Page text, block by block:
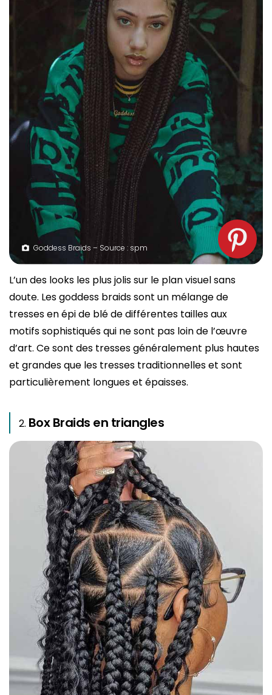
Goddess Braids – Source : spm
L’un des looks les plus jolis sur le plan visuel sans
doute. Les goddess braids sont un mélange de
tresses en épi de blé de différentes tailles aux
motifs sophistiqués qui ne sont pas loin de l’œuvre
d’art. Ce sont des tresses généralement plus hautes
et grandes que les tresses traditionnelles et sont
particulièrement longues et épaisses.
Box Braids en triangles